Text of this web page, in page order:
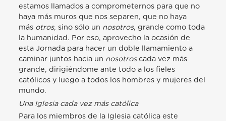
estamos llamados a comprometernos para que no
haya más muros que nos separen, que no haya
más otros, sino sólo un nosotros, grande como toda
la humanidad. Por eso, aprovecho la ocasión de
esta Jornada para hacer un doble llamamiento a
caminar juntos hacia un nosotroscada vez más
grande, dirigiéndome ante todo a los fieles
católicos y luego a todos los hombres y mujeres del
mundo.
Una Iglesia cada vez más católica
Para los miembros de la Iglesia católica este